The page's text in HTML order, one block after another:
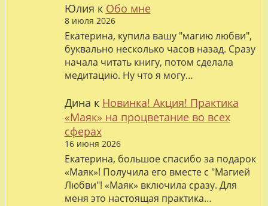
Юлия к Обо мне
8 июля 2026
Екатерина, купила вашу "магию любви",
буквально несколько часов назад. Сразу
начала читать книгу, потом сделала
медитацию. Ну что я могу…
Дина к Новинка! Акция! Практика
«Маяк» на процветание во всех
сферах
16 июня 2026
Екатерина, большое спасибо за подарок
«Маяк»! Получила его вместе с "Магией
Любви"! «Маяк» включила сразу. Для
меня это настоящая практика…